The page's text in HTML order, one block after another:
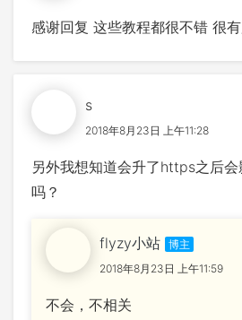
感谢回复 这些教程都很不错 很
s
2018年8月23日 上午11:28
另外我想知道会升了https之后
吗？
flyzy小站
2018年8月23日 上午11:59
不会，不相关